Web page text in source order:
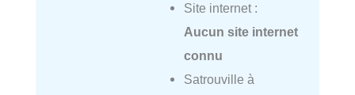
Site internet :
Aucun site internet
connu
Satrouville à